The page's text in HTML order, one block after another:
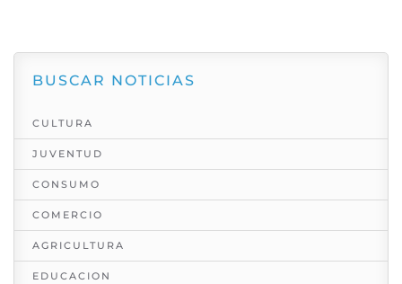
BUSCAR NOTICIAS
CULTURA
JUVENTUD
CONSUMO
COMERCIO
AGRICULTURA
EDUCACION